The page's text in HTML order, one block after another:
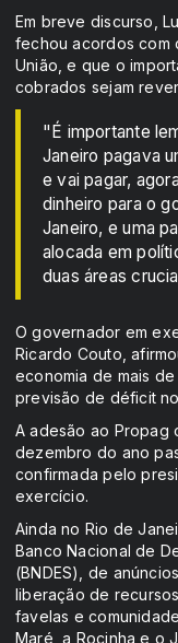
Em breve discurso,
fechou acordos com
União, e que o
cobrados sejam
"É importante
Janeiro pagava
e vai pagar,
dinheiro para o
Janeiro, e uma
alocada em
duas áreas
O governador em
Ricardo Couto,
economia de mais
previsão de déficit
A adesão ao Propag
dezembro do ano
confirmada pelo
exercício.
Ainda no Rio de
Banco Nacional de
(BNDES), de
liberação de
favelas e
Maré, a Rocinha e o